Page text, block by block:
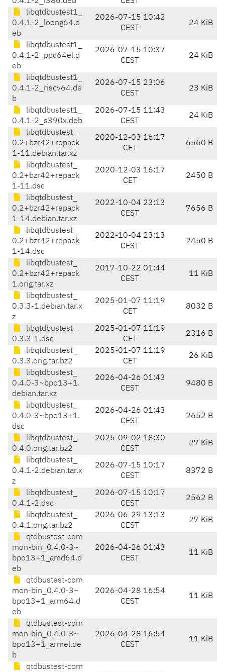
libqtdbustest1_
0.4.1-2_loong64.d
eb
2026-07-15 10:42
CEST
24 KiB
libqtdbustest1_
0.4.1-2_ppc64el.d
eb
2026-07-15 10:37
CEST
24 KiB
libqtdbustest1_
0.4.1-2_riscv64.de
b
2026-07-15 23:06
CEST
23 KiB
libqtdbustest1_
0.4.1-2_s390x.deb
2026-07-15 11:43
CEST
24 KiB
libqtdbustest_
0.2+bzr42+repack
1-11.debian.tar.xz
2020-12-03 16:17
CET
6560 B
libqtdbustest_
0.2+bzr42+repack
1-11.dsc
2020-12-03 16:17
CET
2450 B
libqtdbustest_
0.2+bzr42+repack
1-14.debian.tar.xz
2022-10-04 23:13
CEST
7656 B
libqtdbustest_
0.2+bzr42+repack
1-14.dsc
2022-10-04 23:13
CEST
2450 B
libqtdbustest_
0.2+bzr42+repack
1.orig.tar.xz
2017-10-22 01:44
CEST
11 KiB
libqtdbustest_
0.3.3-1.debian.tar.x
z
2025-01-07 11:19
CET
8032 B
libqtdbustest_
0.3.3-1.dsc
2025-01-07 11:19
CET
2316 B
libqtdbustest_
0.3.3.orig.tar.bz2
2025-01-07 11:19
CET
26 KiB
libqtdbustest_
0.4.0-3~bpo13+1.
debian.tar.xz
2026-04-26 01:43
CEST
9480 B
libqtdbustest_
0.4.0-3~bpo13+1.
dsc
2026-04-26 01:43
CEST
2652 B
libqtdbustest_
0.4.0.orig.tar.bz2
2025-09-02 18:30
CEST
27 KiB
libqtdbustest_
0.4.1-2.debian.tar.x
z
2026-07-15 10:17
CEST
8372 B
libqtdbustest_
0.4.1-2.dsc
2026-07-15 10:17
CEST
2562 B
libqtdbustest_
0.4.1.orig.tar.bz2
2026-06-29 13:13
CEST
27 KiB
qtdbustest-com
mon-bin_0.4.0-3~
bpo13+1_amd64.d
eb
2026-04-26 01:43
CEST
11 KiB
qtdbustest-com
mon-bin_0.4.0-3~
bpo13+1_arm64.d
eb
2026-04-28 16:54
CEST
11 KiB
qtdbustest-com
mon-bin_0.4.0-3~
bpo13+1_armel.de
b
2026-04-28 16:54
CEST
11 KiB
qtdbustest-com